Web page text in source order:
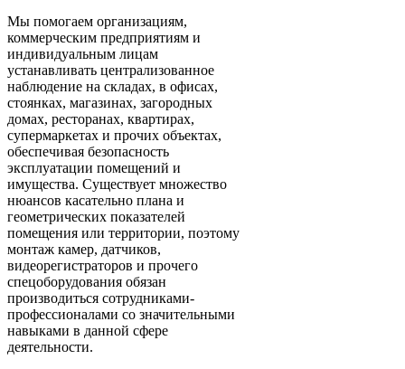
Мы помогаем организациям,
коммерческим предприятиям и
индивидуальным лицам
устанавливать централизованное
наблюдение на складах, в офисах,
стоянках, магазинах, загородных
домах, ресторанах, квартирах,
супермаркетах и прочих объектах,
обеспечивая безопасность
эксплуатации помещений и
имущества. Существует множество
нюансов касательно плана и
геометрических показателей
помещения или территории, поэтому
монтаж камер, датчиков,
видеорегистраторов и прочего
спецоборудования обязан
производиться сотрудниками-
профессионалами со значительными
навыками в данной сфере
деятельности.